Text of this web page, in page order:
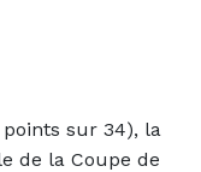
sur 34), la
de la Coupe de